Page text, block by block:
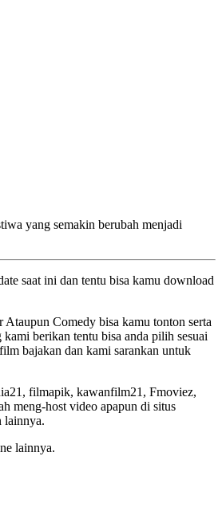
yang semakin berubah menjadi
saat ini dan tentu bisa kamu download
Comedy bisa kamu tonton serta
berikan tentu bisa anda pilih sesuai
bajakan dan kami sarankan untuk
filmapik, kawanfilm21, Fmoviez,
meng-host video apapun di situs
lainnya.
lainnya.